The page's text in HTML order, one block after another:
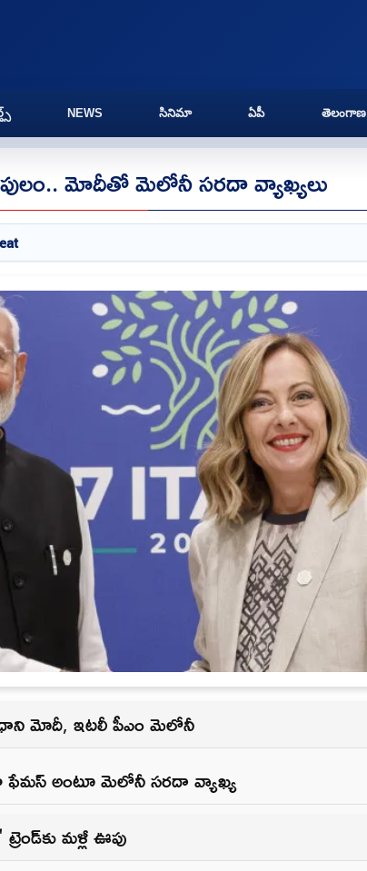
NEWS సినిమా ఏపీ తెలంగాణ
మోదీతో మెలోనీ సరదా వ్యాఖ్యలు
మోదీ, ఇటలీ పీఎం మెలోనీ
అంటూ మెలోనీ సరదా వ్యాఖ్య
మళ్లీ ఊపు